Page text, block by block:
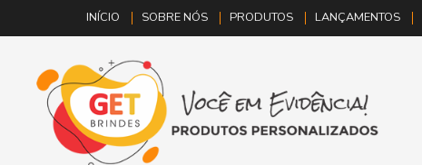
INÍCIO SOBRE NÓS PRODUTOS LANÇAMENTOS